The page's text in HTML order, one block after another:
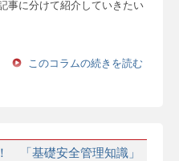
事に分けて紹介していきたい
このコラムの続きを読む
「基礎安全管理知識」